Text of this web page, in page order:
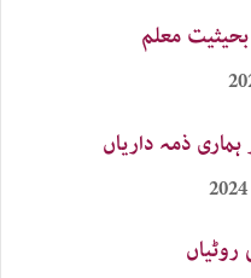
معلم
ذمہ داریاں